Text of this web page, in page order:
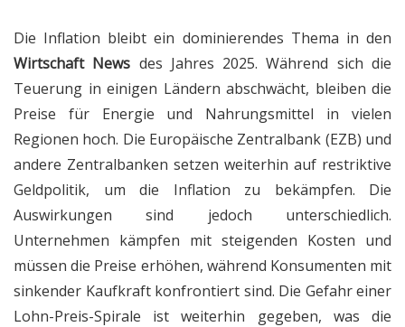
Die Inflation bleibt ein dominierendes Thema in den
Wirtschaft News des Jahres 2025. Während sich die
Teuerung in einigen Ländern abschwächt, bleiben die
Preise für Energie und Nahrungsmittel in vielen
Regionen hoch. Die Europäische Zentralbank (EZB) und
andere Zentralbanken setzen weiterhin auf restriktive
Geldpolitik, um die Inflation zu bekämpfen. Die
Auswirkungen sind jedoch unterschiedlich.
Unternehmen kämpfen mit steigenden Kosten und
müssen die Preise erhöhen, während Konsumenten mit
sinkender Kaufkraft konfrontiert sind. Die Gefahr einer
Lohn-Preis-Spirale ist weiterhin gegeben, was die